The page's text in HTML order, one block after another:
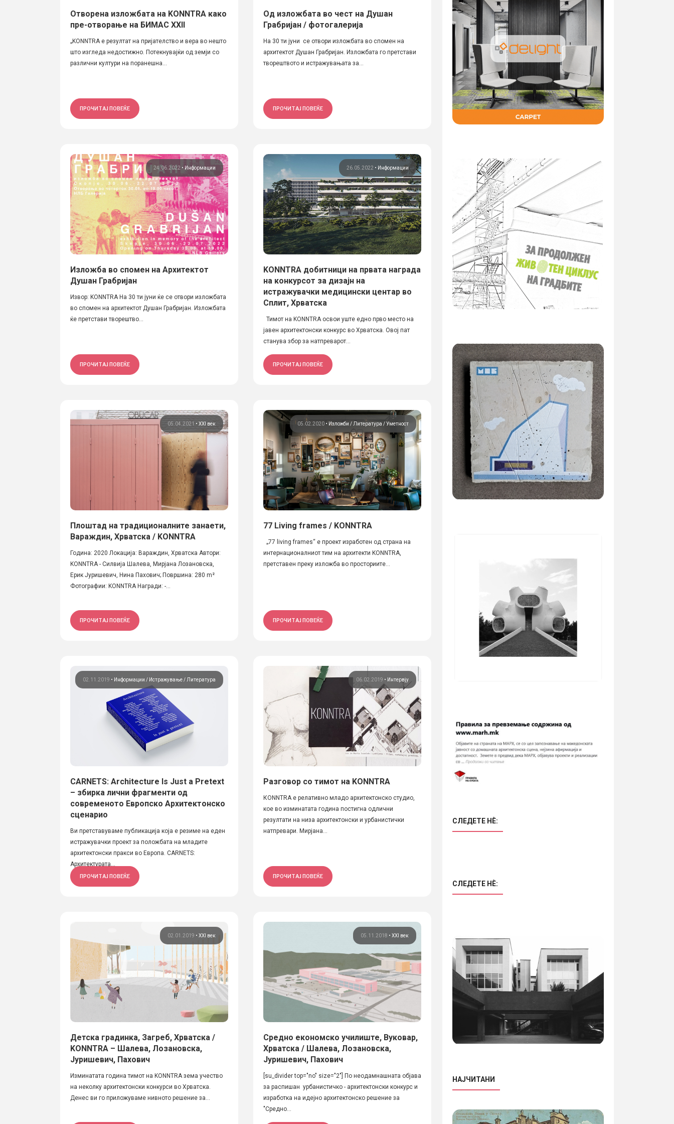
Отворена изложбата на KONNTRA како
пре-отворање на БИМАС XXII
„KONNTRA е резултат на пријателство и вера во нешто
што изгледа недостижно. Потекнувајќи од земји со
различни култури на поранешна...
ПРОЧИТАЈ ПОВЕЌЕ
Од изложбата во чест на Душан
Грабријан / фотогалерија
На 30 ти јуни се отвори изложбата во спомен на
архитектот Душан Грабријан. Изложбата го претстави
творештвото и истражувањата за...
ПРОЧИТАЈ ПОВЕЌЕ
24.06.2022 •Информации
Изложба во спомен на Архитектот
Душан Грабријан
Извор: KONNTRA На 30 ти јуни ќе се отвори изложбата
во спомен на архитектот Душан Грабријан. Изложбата
ќе претстави творештво...
ПРОЧИТАЈ ПОВЕЌЕ
26.05.2022 • Информации
KONNTRA добитници на првата награда
на конкурсот за дизајн на
истражувачки медицински центар во
Сплит, Хрватска
Тимот на KONNTRA освои уште едно прво место на
јавен архитектонски конкурс во Хрватска. Овој пат
станува збор за натпреварот...
ПРОЧИТАЈ ПОВЕЌЕ
05.04.2021 •XXI век
Плоштад на традиционалните занаети,
Вараждин, Хрватска / KONNTRA
Година: 2020 Локација: Вараждин, Хрватска Автори:
KONNTRA - Силвија Шалева, Мирјана Лозановска,
Ерик Јуришевич, Нина Пахович; Површина: 280 m²
Фотографии: KONNTRA Награди: -...
ПРОЧИТАЈ ПОВЕЌЕ
05.02.2020• Изложби Литература Уметност
77 Living frames / KONNTRA
„77 living frames“ е проект изработен од страна на
интернационалниот тим на архитекти KONNTRA,
претставен преку изложба во просториите...
ПРОЧИТАЈ ПОВЕЌЕ
02.11.2019 • Информации Истражување Литература
CARNETS: Architecture Is Just a Pretext
– збирка лични фрагменти од
современото Европско Архитектонско
сценарио
Ви претставуваме публикација која е резиме на еден
истражувачки проект за положбата на младите
архитектонски пракси во Европа. CARNETS:
Архитектурата...
ПРОЧИТАЈ ПОВЕЌЕ
06.02.2019 • Интервју
Разговор со тимот на KONNTRA
КONNTRA е релативно младо архитектонско студио,
кое во изминатата година постигна одлични
резултати на низа архитектонски и урбанистички
натпревари. Мирјана...
ПРОЧИТАЈ ПОВЕЌЕ
02.01.2019 •XXI век
Детска градинка, Загреб, Хрватска /
KONNTRA – Шалева, Лозановска,
Јуришевич, Пахович
Изминатата година тимот на KONNTRA зема учество
на неколку архитектонски конкурси во Хрватска.
Денес ви го приложуваме нивното решение за...
05.11.2018 • XXI век
Средно eкономско училиште, Вуковар,
Хрватска / Шалева, Лозановска,
Јуришевич, Пахович
[su_divider top="no" size="2"] По неодамнашната објава
за распишан урбанистичко - архитектонски конкурс и
изработка на идејно архитектонско решение за
"Средно...
СЛЕДЕТЕ НÈ:
СЛЕДЕТЕ НÈ:
НАЈЧИТАНИ